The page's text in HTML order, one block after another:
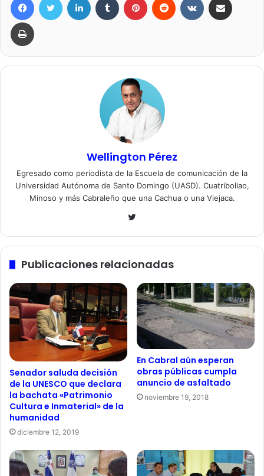
Imprimir
Wellington Pérez
Egresado como periodista de la Escuela de comunicación de la
Universidad Autónoma de Santo Domingo (UASD). Cuatriboliao,
Minoso y más Cabraleño que una Cachua o una Viejaca.
Twitter
Publicaciones relacionadas
Senador saluda decisión
de la UNESCO que declara
la bachata «Patrimonio
Cultura e Inmaterial» de la
humanidad
diciembre 12, 2019
En Cabral aún esperan
obras públicas cumpla
anuncio de asfaltado
noviembre 19, 2018